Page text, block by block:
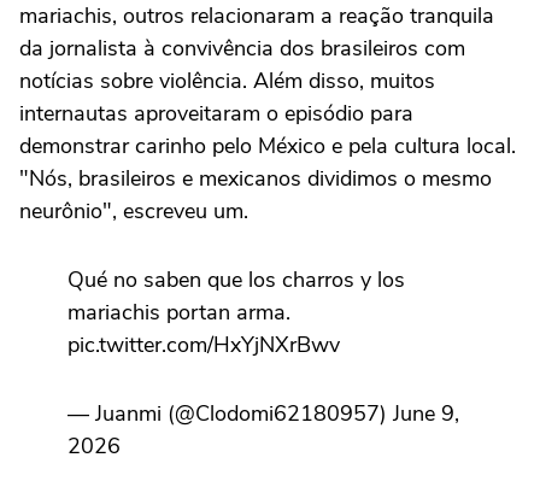
mariachis, outros relacionaram a reação tranquila
da jornalista à convivência dos brasileiros com
notícias sobre violência. Além disso, muitos
internautas aproveitaram o episódio para
demonstrar carinho pelo México e pela cultura local.
"Nós, brasileiros e mexicanos dividimos o mesmo
neurônio", escreveu um.
Qué no saben que los charros y los
mariachis portan arma.
pic.twitter.com/HxYjNXrBwv
— Juanmi (@Clodomi62180957) June 9,
2026